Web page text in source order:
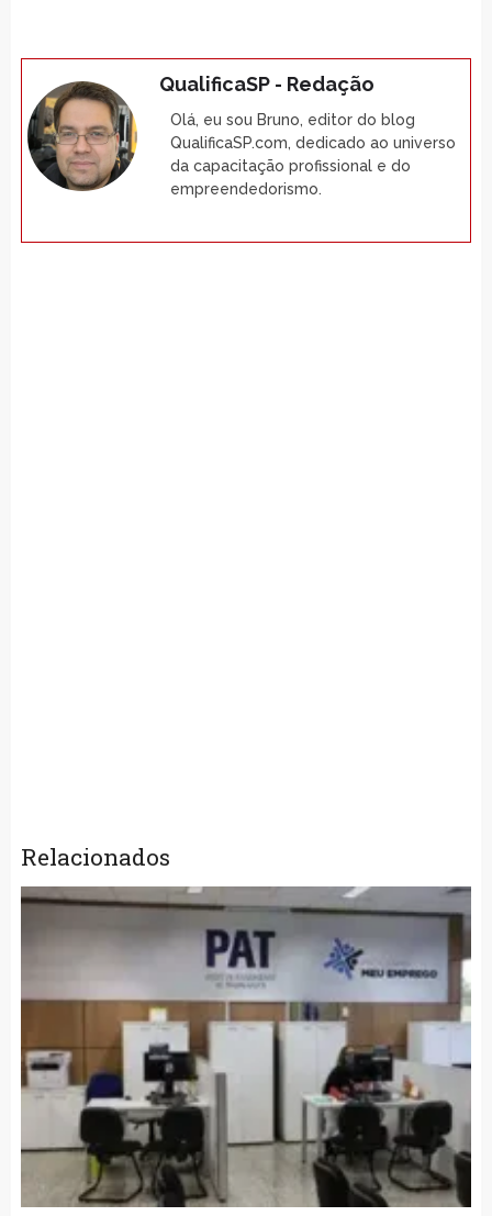
QualificaSP - Redação
Olá, eu sou Bruno, editor do blog
QualificaSP.com, dedicado ao universo
da capacitação profissional e do
empreendedorismo.
Relacionados